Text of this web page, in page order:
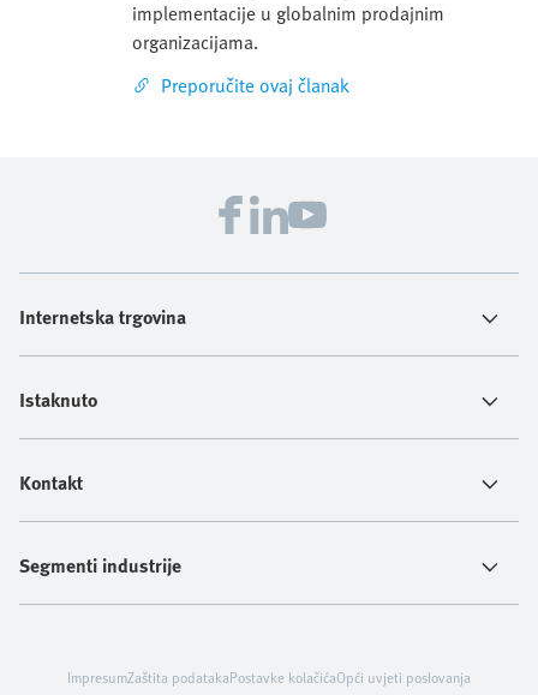
implementacije u globalnim prodajnim
organizacijama.
Preporučite ovaj članak
Internetska trgovina
Istaknuto
Kontakt
Segmenti industrije
ImpresumZaštita podatakaPostavke kolačićaOpći uvjeti poslovanja